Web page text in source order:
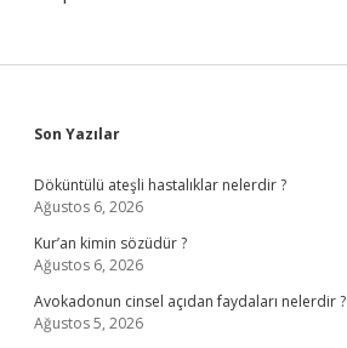
Sidebar
Son Yazılar
Döküntülü ateşli hastalıklar nelerdir ?
Ağustos 6, 2026
Kur’an kimin sözüdür ?
Ağustos 6, 2026
Avokadonun cinsel açıdan faydaları nelerdir ?
Ağustos 5, 2026